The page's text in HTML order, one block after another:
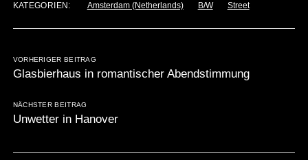
KATEGORIEN: Amsterdam (Netherlands) B/W Street
VORHERIGER BEITRAG
Glasbierhaus in romantischer Abendstimmung
NÄCHSTER BEITRAG
Unwetter in Hanover